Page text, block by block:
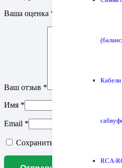
Кабели
RCA-
Ваша оценка *
Ваш отзыв *
Имя *
Email *
Сохранить моё имя, email и